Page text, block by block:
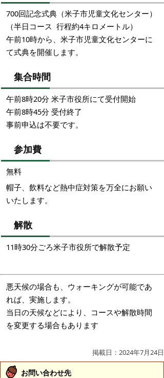
700回記念式典（米子市児童文化センター）
（半日コース 行程約4キロメートル）
午前10時から、米子市児童文化センターに
て式典を開催します。
集合時間
午前8時20分 米子市役所にて受付開始
午前8時45分 受付終了
事前申込は不要です。
参加費
無料
帽子、飲料など熱中症対策を万全にお願い
いたします。
解散
11時30分ごろ米子市役所で解散予定
悪天候の場合も、ウォーキングが可能であ
れば、実施します。
当日の天候などにより、コースや解散時間
を変更する場合もあります
掲載日：2024年7月24日
お問い合わせ先